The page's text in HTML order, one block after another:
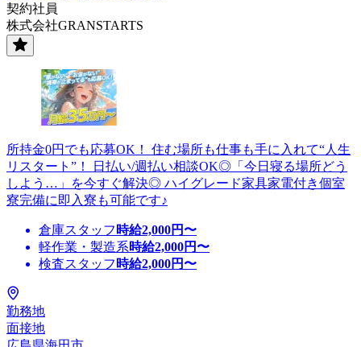
契約社員
株式会社GRANSTARTS
所持金0円でも応募OK！ 住む場所も仕事も手に入れて“人生
リスタート”！ 日払い/週払い相談OK◎「今日寝る場所どう
しよう…」を今すぐ解決◎ ハイグレード家具家電付き個室
寮完備に即入寮も可能です♪
倉庫スタッフ 時給2,000円〜
軽作業・製造系時給2,000円〜
検査スタッフ 時給2,000円〜
勤務地
面接地